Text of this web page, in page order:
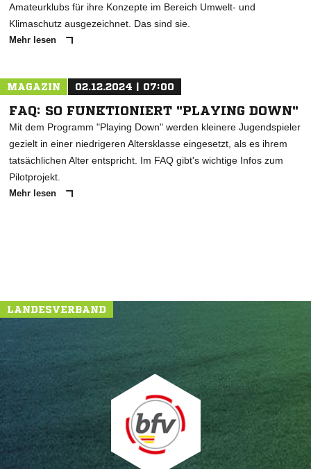
Amateurklubs für ihre Konzepte im Bereich Umwelt- und
Klimaschutz ausgezeichnet. Das sind sie.
Mehr lesen
MAGAZIN 02.12.2024 | 07:00
FAQ: SO FUNKTIONIERT "PLAYING DOWN"
Mit dem Programm "Playing Down" werden kleinere Jugendspieler
gezielt in einer niedrigeren Altersklasse eingesetzt, als es ihrem
tatsächlichen Alter entspricht. Im FAQ gibt's wichtige Infos zum
Pilotprojekt.
Mehr lesen
LANDESVERBAND